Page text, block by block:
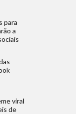
para
a
viral
de